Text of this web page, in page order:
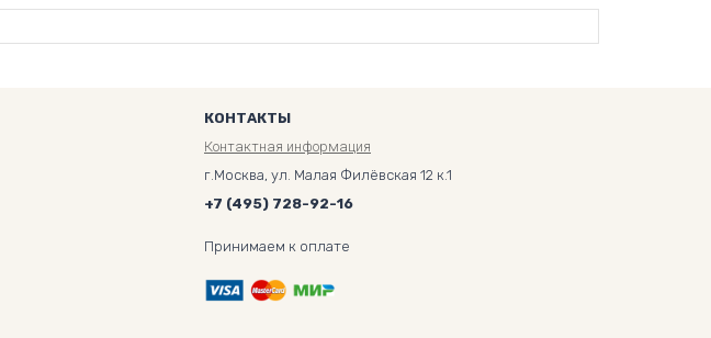
КОНТАКТЫ
Контактная информация
г.Москва, ул. Малая Филёвская 12 к.1
+7 (495) 728-92-16
Принимаем к оплате